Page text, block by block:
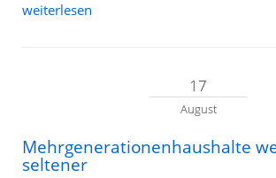
weiterlesen
17
August
Mehrgenerationenhaushalte
seltener